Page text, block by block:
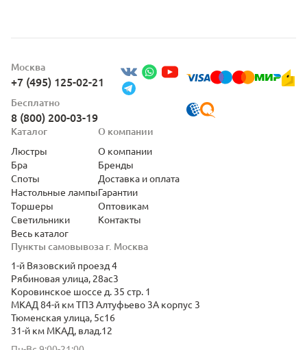
Москва
+7 (495) 125-02-21
Бесплатно
8 (800) 200-03-19
Пункты самовывоза г. Москва
1-й Вязовский проезд 4
Рябиновая улица, 28ас3
Коровинское шоссе д. 35 стр. 1
МКАД 84-й км ТПЗ Алтуфьево 3А корпус 3
Тюменская улица, 5с16
31-й км МКАД, влад.12
Каталог
Люстры
Бра
Споты
Настольные лампы
Торшеры
Светильники
Весь каталог
О компании
О компании
Бренды
Доставка и оплата
Гарантии
Оптовикам
Контакты